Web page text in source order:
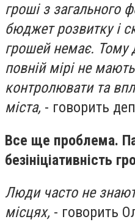
гроші з загального
бюджет розвитку і
грошей немає. Тому
повній мірі не
контролювати та
міста, - говорить
Все ще проблема.
безініціативність
Люди часто не
місцях, - говорить